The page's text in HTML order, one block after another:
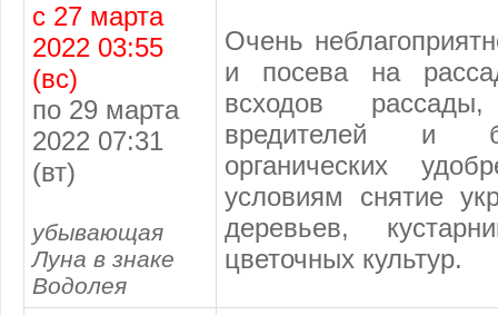
с 27 марта
2022 03:55
(вс)
по 29 марта
2022 07:31
(вт)
убывающая
Луна в знаке
Водолея
Очень
и посева на
всходов
вредителей и
органических
условиям снятие
деревьев,
цветочных культур.